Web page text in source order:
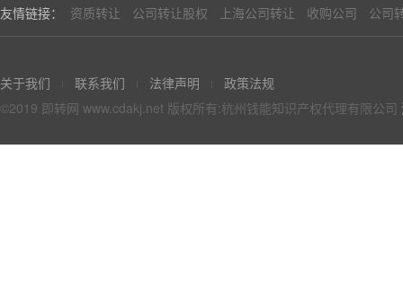
友情链接： 资质转让 公司转让股权 上海公司转让 收购公司 公司
关于我们 联系我们 法律声明
政策法规
©2019 即转网 www.cdakj.net 版权所有:杭州钱能知识产权代理有限公司